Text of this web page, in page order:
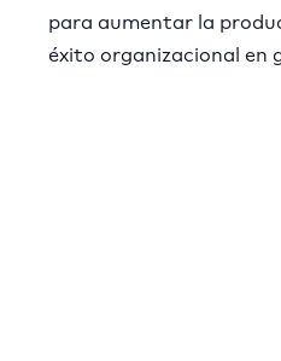
para aumentar la
éxito organizacional en